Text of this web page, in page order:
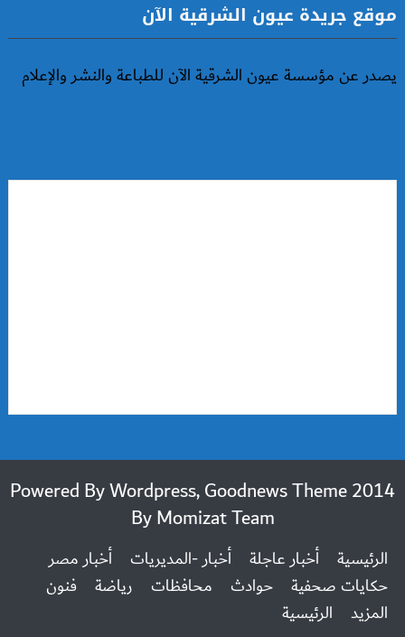
موقع جريدة عيون الشرقية الآن
يصدر عن مؤسسة عيون الشرقية الآن للطباعة والنشر والإعلام
2014 Powered By Wordpress, Goodnews Theme
ByMomizat Team
الرئيسية أخبار عاجلة أخبار -المديريات
أخبار مصر
حكايات صحفية
حوادث محافظات رياضة
فنون
المزيد
الرئيسية